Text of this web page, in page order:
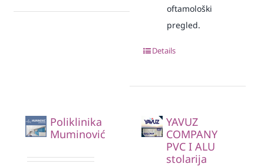
oftamološki
pregled.
Details
Poliklinika
Muminović
YAVUZ
COMPANY
PVC I ALU
stolarija